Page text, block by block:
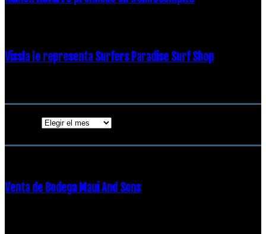
Vissla lo representa Surfers Paradise Surf Shop
Venta de Bodega Maui And Sons